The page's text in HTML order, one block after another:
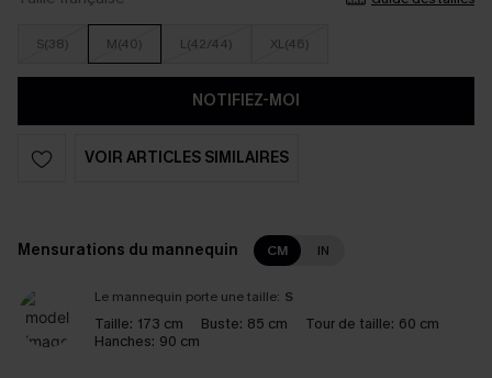
S(38) M(40) L(42/44) XL(46)
NOTIFIEZ-MOI
VOIR ARTICLES SIMILAIRES
Mensurations du mannequin CM IN
Le mannequin porte une taille: S
Taille: 173 cm Buste: 85 cm Tour de taille: 60 cm
Hanches: 90 cm